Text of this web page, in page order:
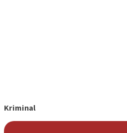
Kriminal